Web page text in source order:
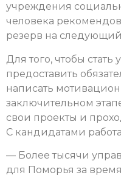
учреждения
человека
резерв на
Для того, чтобы
предоставить
написать
заключительном
свои проекты и
С кандидатами
— Более тысячи
для Поморья за